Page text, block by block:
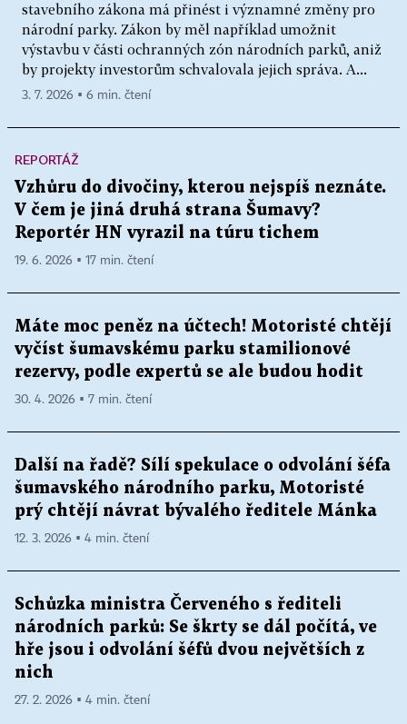
stavebního zákona má přinést i významné změny pro
národní parky. Zákon by měl například umožnit
výstavbu v části ochranných zón národních parků, aniž
by projekty investorům schvalovala jejich správa. A...
3. 7. 2026 ▪ 6 min. čtení
REPORTÁŽ
Vzhůru do divočiny, kterou nejspíš neznáte.
V čem je jiná druhá strana Šumavy?
Reportér HN vyrazil na túru tichem
19. 6. 2026 ▪ 17 min. čtení
Máte moc peněz na účtech! Motoristé chtějí
vyčíst šumavskému parku stamilionové
rezervy, podle expertů se ale budou hodit
30. 4. 2026 ▪ 7 min. čtení
Další na řadě? Sílí spekulace o odvolání šéfa
šumavského národního parku, Motoristé
prý chtějí návrat bývalého ředitele Mánka
12. 3. 2026 ▪ 4 min. čtení
Schůzka ministra Červeného s řediteli
národních parků: Se škrty se dál počítá, ve
hře jsou i odvolání šéfů dvou největších z
nich
27. 2. 2026 ▪ 4 min. čtení